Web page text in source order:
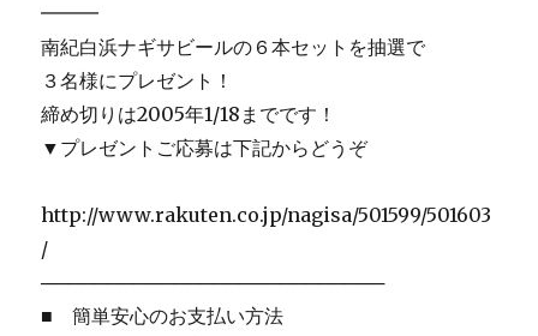
━━━
南紀白浜ナギサビールの６本セットを抽選で
３名様にプレゼント！
締め切りは2005年1/18までです！
▼プレゼントご応募は下記からどうぞ
http://www.rakuten.co.jp/nagisa/501599/501603
/
──────────────────────────
■ 簡単安心のお支払い方法